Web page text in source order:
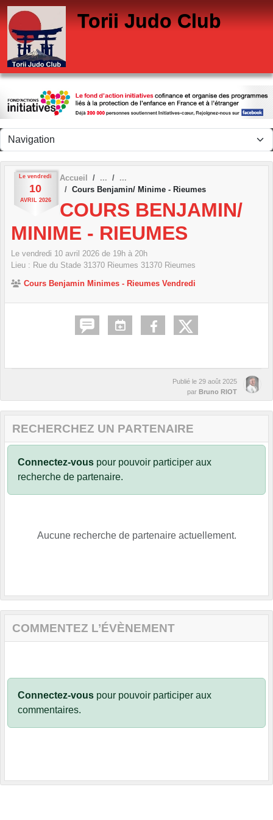
Torii Judo Club
Le vendredi
10
AVRIL 2026
Accueil
Cours Benjamin/ Minime - Rieumes
COURS BENJAMIN/
MINIME - RIEUMES
Le vendredi 10 avril 2026 de 19h à 20h
Lieu : Rue du Stade 31370 Rieumes 31370 Rieumes
Cours Benjamin Minimes - Rieumes Vendredi
Publié le 29 août 2025
par Bruno RIOT
RECHERCHEZ UN PARTENAIRE
Connectez-vous pour pouvoir participer aux
recherche de partenaire.
Aucune recherche de partenaire actuellement.
COMMENTEZ L’ÉVÈNEMENT
Connectez-vous pour pouvoir participer aux
commentaires.
Panneau de gestion des cookies